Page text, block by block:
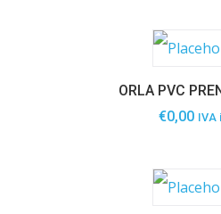
ORLA PVC
€0,00 IVA